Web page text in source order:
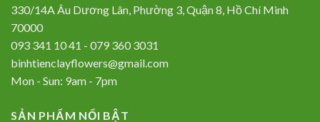
330/14A Âu Dương Lân, Phường 3, Quận 8, Hồ Chí Minh
70000
093 341 10 41 - 079 360 3031
binhtienclayflowers@gmail.com
Mon - Sun: 9am - 7pm
SẢN PHẨM NỔI BẬT